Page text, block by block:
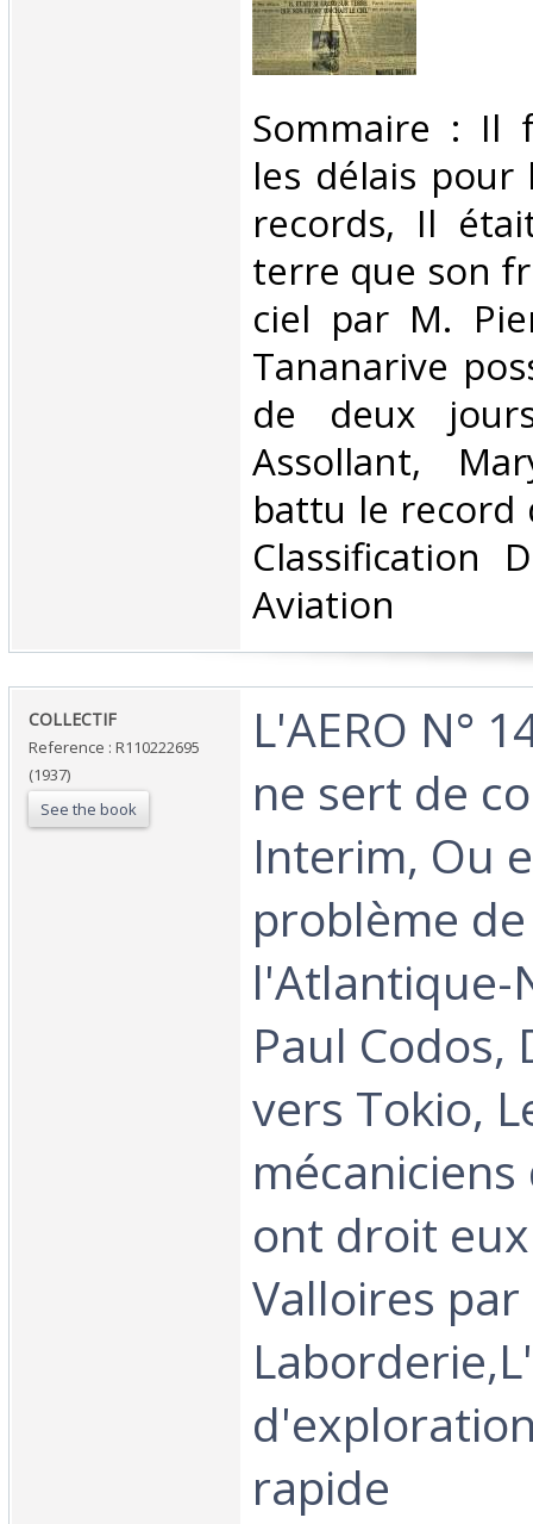
‎Sommaire : Il
les délais pour
records, Il
terre que son
ciel par M.
Tananarive
de deux
Assollant,
battu le record
Classification
Aviation‎
‎COLLECTIF‎
Reference : R110222695
(1937)
See the book
‎L'AERO N°
ne sert de
Interim, Ou
problème de
l'Atlantique-
Paul Codos,
vers Tokio,
ont droit
Valloires
rapide‎